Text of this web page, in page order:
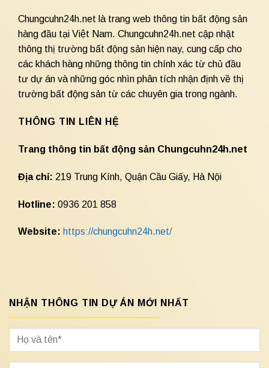
Chungcuhn24h.net là trang web thông tin bất động sản
hàng đầu tại Việt Nam. Chungcuhn24h.net cập nhật
thông thị trường bất động sản hiện nay, cung cấp cho
các khách hàng những thông tin chính xác từ chủ đầu
tư dự án và những góc nhìn phân tích nhận định về thị
trường bất động sản từ các chuyên gia trong ngành.
THÔNG TIN LIÊN HỆ
Trang thông tin bất động sản Chungcuhn24h.net
Địa chỉ: 219 Trung Kính, Quận Cầu Giấy, Hà Nội
Hotline: 0936 201 858
Website: https://chungcuhn24h.net/
NHẬN THÔNG TIN DỰ ÁN MỚI NHẤT